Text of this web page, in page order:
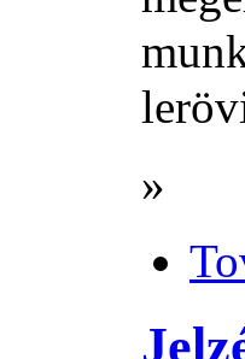
»